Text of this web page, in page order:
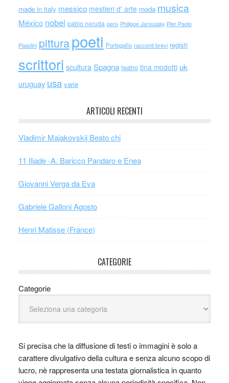
made in italy messico mestieri d' arte moda musica
México nobel pablo neruda perù Philippe Jaroussky Pier Paolo
Pasolini pitturapoeti Portogallo racconti brevi registi
scrittori scultura Spagna teatro tina modotti uk
uruguay usa varie
ARTICOLI RECENTI
Vladimir Majakovskij Beato chi
11 Iliade -A. Baricco Pandaro e Enea
Giovanni Verga da Eva
Gabriele Galloni Agosto
Henri Matisse (France)
CATEGORIE
Categorie
Si precisa che la diffusione di testi o immagini è solo a
carattere divulgativo della cultura e senza alcuno scopo di
lucro, nè rappresenta una testata giornalistica in quanto